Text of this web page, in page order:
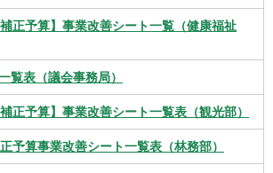
補正予算】事業改善シート一覧（健康福祉
覧表（議会事務局）
正予算】事業改善シート一覧表（観光部）
予算事業改善シート一覧表（林務部）